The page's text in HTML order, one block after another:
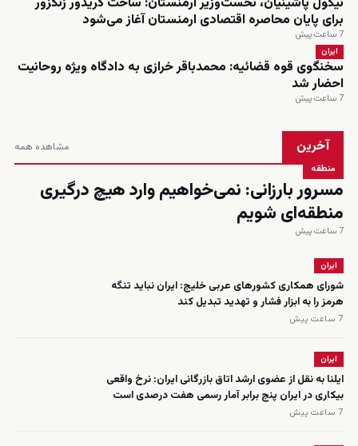
برای پایان محاصره اقتصادی ارمنستان آغاز می‌شود
7 ساعت پیش
ایران
سخنگوی قوه قضائیه: محمدباقر خرازی به دادگاه ویژه روحانیت
احضار شد
7 ساعت پیش
آخرین مشاهده همه
منطقه
مسرور بارزانی: نمی‌خواهیم وارد هیچ درگیری
منطقه‌ای شویم
7 ساعت پیش
ایران
شورای همکاری کشورهای عربی خلیج: ایران نباید تنگه
هرمز را به ابزار فشار و تهدید تبدیل کند
7 ساعت پیش
ایران
ایلنا به نقل از عضوی ارشد اتاق بازرگانی ایران: نرخ واقعی
بیکاری در ایران پنج برابر آمار رسمی هفت درصدی است
7 ساعت پیش